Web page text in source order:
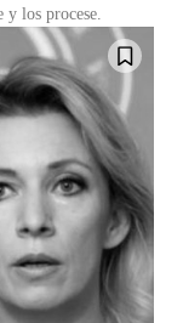
los procese.